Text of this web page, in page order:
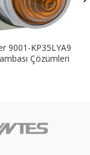
9001-KP35LYA9
Çözümleri